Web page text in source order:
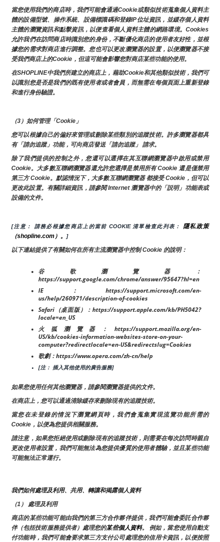
當您使用我們的商店時，我們可能會通過Cookie或類似技術蒐集個人資料主
體的設備型號、操作系統、設備標識碼和登錄IP位址資訊，並緩存個人資料
主體的瀏覽資訊和點擊資訊，以便查看個人資料主體的網路環境。Cookies
允許我們在訪問商店時識別您的身份，不斷優化商店的使用者友好性，並根
據您的需求對商店進行調整。您也可以更改瀏覽器的設置，以便瀏覽器不接
受我們商店上的Cookie，但這可能會影響您對商店某些功能的使用。
在SHOPLINE中我們所建立的商店上，藉助Cookie和其他類似技術，我們可
以識別您是否是我們的既有使用者或者會員，而無需在每個頁面上重新登錄
和進行身份驗證。
（3）如何管理「Cookie」
您可以根據自己的偏好來管理或刪除某些類別的追蹤技術。許多瀏覽器都具
有「請勿追蹤」功能，可向商店發送「請勿追蹤」 請求。
除了我們提供的控制之外，您還可以選擇在其互聯網瀏覽器中啟用或禁用
Cookie。大多數互聯網瀏覽器還允許您選擇是禁用所有 Cookie 還是僅禁用
第三方 Cookie。默認情況下，大多數互聯網瀏覽器 都接受 Cookie，但可以
更改此設置。有關詳細資訊，請參閱 Internet 瀏覽器中的「説明」功能表或
設備的文件。
[注意： 請務必根據您商店上的當前 COOKIE 清單檢查此列表： 隱私政策
（shopline.com）。
]
以下連結提供了有關如何在所有主流瀏覽器中控制 Cookie 的說明：
谷歌瀏覽器：
https://support.google.com/chrome/answer/95647?hl=en
IE：https://support.microsoft.com/en-
us/help/260971/description-of-cookies
Safari（桌面版）：https://support.apple.com/kb/PH5042?
locale=en_US
火狐瀏覽器：https://support.mozilla.org/en-
US/kb/cookies-information-websites-store-on-your-
computer?redirectlocale=en-US&redirectslug=Cookies
歌劇：https://www.opera.com/zh-cn/help
[注： 插入其他使用的廣告服務]
如果您使用任何其他瀏覽器，請參閱瀏覽器提供的文件。
在商店上，您可以通過清除緩存來刪除現有的追蹤技術。
當您在未登錄的情況下瀏覽網頁時，我們會蒐集實現流覽功能所需的
Cookie，以便為您提供相關服務。
請注意，如果您拒絕使用或刪除現有的追蹤技術，則需要在每次訪問時親自
更改使用者設置，我們可能無法為您提供優質的使用者體驗，並且某些功能
可能無法正常運行。
我們如何處理及利用、共用、轉讓和揭露個人資料
（1） 處理及利用
商店的某些功能可能由我們的第三方合作夥伴提供，我們可能會委託合作夥
伴（包括技術服務提供者）處理您的某些個人資料。 例如，當您使用自動支
付功能時，我們可能會要求第三方支付公司處理您的信用卡資訊，以便按照